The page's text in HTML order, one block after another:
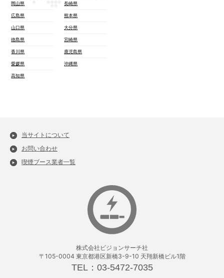
岡山県
広島県
山口県
徳島県
香川県
愛媛県
高知県
長崎県
熊本県
大分県
宮崎県
鹿児島県
沖縄県
当サイトについて
お問い合わせ
喫煙ブース業者一覧
株式会社ビジョンサーチ社
〒105-0004 東京都港区新橋3-9-10 天翔新橋ビル1階
TEL：03-5472-7035